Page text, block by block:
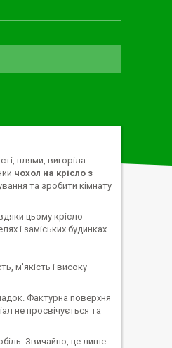
плями, вигоріла
чохол на крісло з
та зробити кімнату
цьому крісло
і заміських будинках.
м'якість і високу
Фактурна поверхня
не просвічується та
Звичайно, це лише